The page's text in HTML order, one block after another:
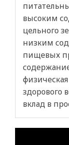
высоким
цельного
низким
пищевых
здорового
вклад в